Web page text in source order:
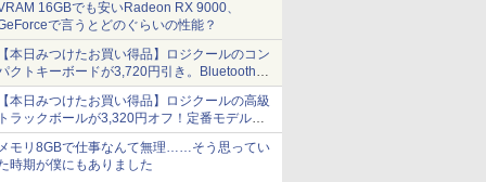
16GBでも安いRadeon RX 9000、
で言うとどのぐらいの性能？
本日みつけたお買い得品】ロジクールのコン
クトキーボードが3,720円引き。Bluetoothで3
接続対応
本日みつけたお買い得品】ロジクールの高級
ラックボールが3,320円オフ！定番モデルも
円に割引中
モリ8GBで仕事なんて無理……そう思ってい
時期が僕にもありました